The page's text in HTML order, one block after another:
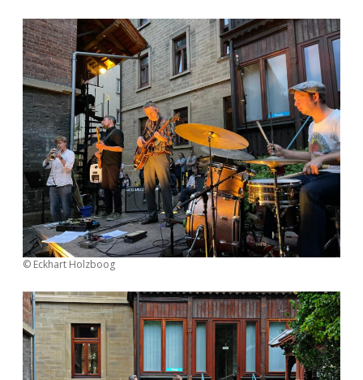
© Eckhart Holzboog